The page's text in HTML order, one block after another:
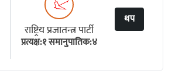
राष्ट्रिय प्रजातन्त्र पार्टी
प्रत्यक्ष:१ समानुपातिक:४
थप